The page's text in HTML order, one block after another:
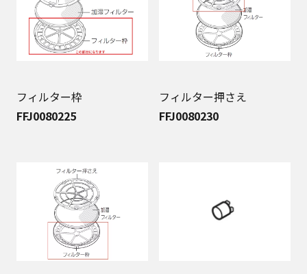
フィルター枠
FFJ0080225
フィルター押さえ
FFJ0080230